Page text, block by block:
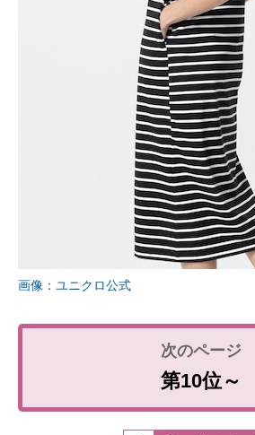
画像：ユニクロ公式
第10位～